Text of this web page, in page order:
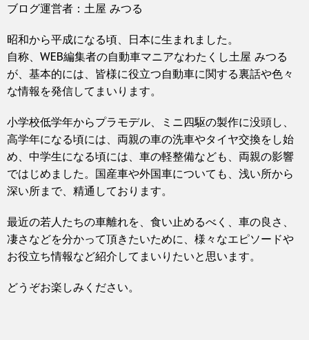
ブログ運営者：土屋 みつる
昭和から平成になる頃、日本に生まれました。
自称、WEB編集者の自動車マニアなわたくし土屋 みつる
が、基本的には、皆様に役立つ自動車に関する裏話や色々
な情報を発信してまいります。
小学校低学年からプラモデル、ミニ四駆の製作に没頭し、
高学年になる頃には、両親の車の洗車やタイヤ交換をし始
め、中学生になる頃には、車の軽整備なども、両親の影響
ではじめました。国産車や外国車についても、浅い所から
深い所まで、精通しております。
最近の若人たちの車離れを、食い止めるべく、車の良さ、
凄さなどを分かって頂きたいために、様々なエピソードや
お役立ち情報など紹介してまいりたいと思います。
どうぞお楽しみください。